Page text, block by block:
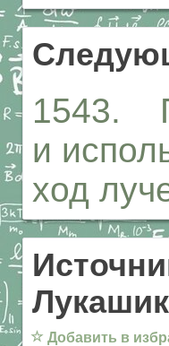
1543.
и
ход
☆ Добавить в